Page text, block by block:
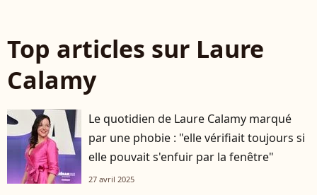
Top articles sur Laure
Calamy
Le quotidien de Laure Calamy marqué
par une phobie : "elle vérifiait toujours si
elle pouvait s'enfuir par la fenêtre"
27 avril 2025